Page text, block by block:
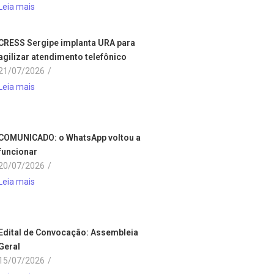
mais
Sergipe implanta URA para
atendimento telefônico
07/2026 /
mais
o WhatsApp voltou a
07/2026 /
mais
de Convocação: Assembleia
07/2026 /